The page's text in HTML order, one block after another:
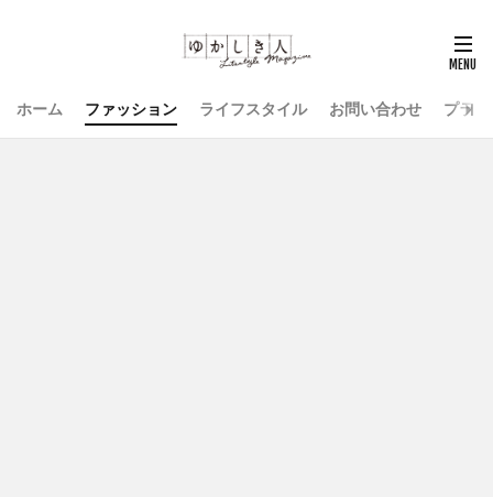
ホーム ファッション ライフスタイル お問い合わせ プラ